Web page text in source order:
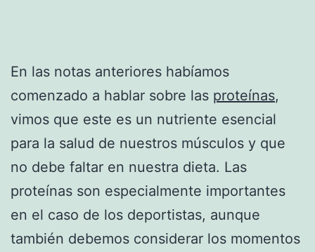
En las notas anteriores habíamos
comenzado a hablar sobre las proteínas,
vimos que este es un nutriente esencial
para la salud de nuestros músculos y que
no debe faltar en nuestra dieta. Las
proteínas son especialmente importantes
en el caso de los deportistas, aunque
también debemos considerar los momentos